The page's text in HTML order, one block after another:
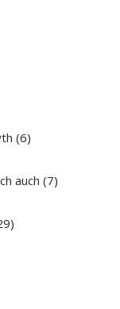
(6)
auch (7)